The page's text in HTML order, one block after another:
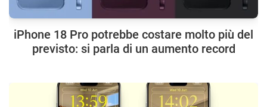
iPhone 18 Pro potrebbe costare molto più del
previsto: si parla di un aumento record